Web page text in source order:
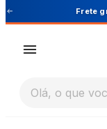
Olá, o que